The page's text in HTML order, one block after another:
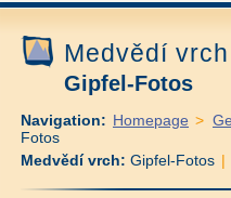
Medvědí
Gipfel-Fotos
Navigation: Homepage >
Fotos
Medvědí vrch: Gipfel-Fotos